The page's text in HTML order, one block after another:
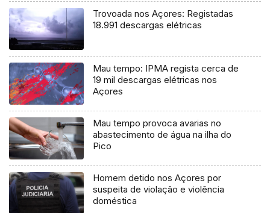
Trovoada nos Açores: Registadas
18.991 descargas elétricas
Mau tempo: IPMA regista cerca de
19 mil descargas elétricas nos
Açores
Mau tempo provoca avarias no
abastecimento de água na ilha do
Pico
Homem detido nos Açores por
suspeita de violação e violência
doméstica